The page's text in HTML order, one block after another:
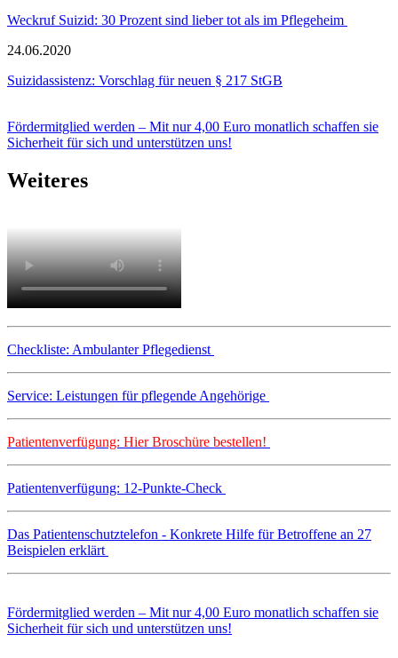
Weckruf Suizid: 30 Prozent sind lieber tot als im Pflegeheim
24.06.2020
Suizidassistenz: Vorschlag für neuen § 217 StGB
Fördermitglied werden – Mit nur 4,00 Euro monatlich schaffen sie
Sicherheit für sich und unterstützen uns!
Weiteres
Checkliste: Ambulanter Pflegedienst
Service: Leistungen für pflegende Angehörige
Patientenverfügung: Hier Broschüre bestellen!
Patientenverfügung: 12-Punkte-Check
Das Patientenschutztelefon - Konkrete Hilfe für Betroffene an 27
Beispielen erklärt
Fördermitglied werden – Mit nur 4,00 Euro monatlich schaffen sie
Sicherheit für sich und unterstützen uns!